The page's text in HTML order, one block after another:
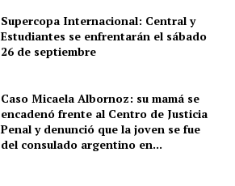
Supercopa Internacional: Central y
Estudiantes se enfrentarán el sábado
26 de septiembre
Caso Micaela Albornoz: su mamá se
encadenó frente al Centro de Justicia
Penal y denunció que la joven se fue
del consulado argentino en...